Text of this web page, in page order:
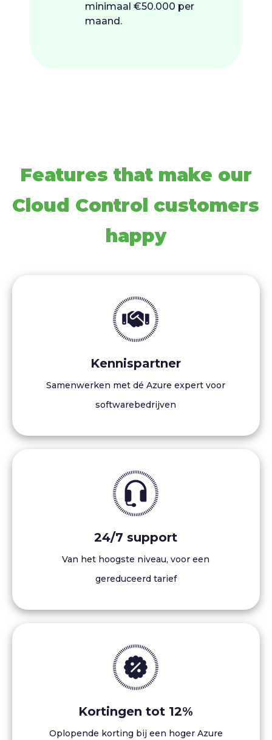
minimaal €50.000 per
maand.
Features that make our
Cloud Control customers
happy
Kennispartner
Samenwerken met dé Azure expert voor
softwarebedrijven
24/7 support
Van het hoogste niveau, voor een
gereduceerd tarief
Kortingen tot 12%
Oplopende korting bij een hoger Azure